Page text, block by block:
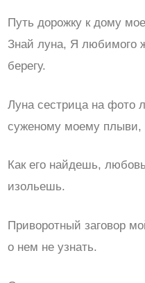
Путь дорожку к дому
Знай луна, Я любимого
берегу.
Луна сестрица на фото
суженому моему плыви,
Как его найдешь,
изольешь.
Приворотный заговор
о нем не узнать.